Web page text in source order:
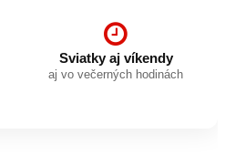
Sviatky aj víkendy
aj vo večerných hodinách